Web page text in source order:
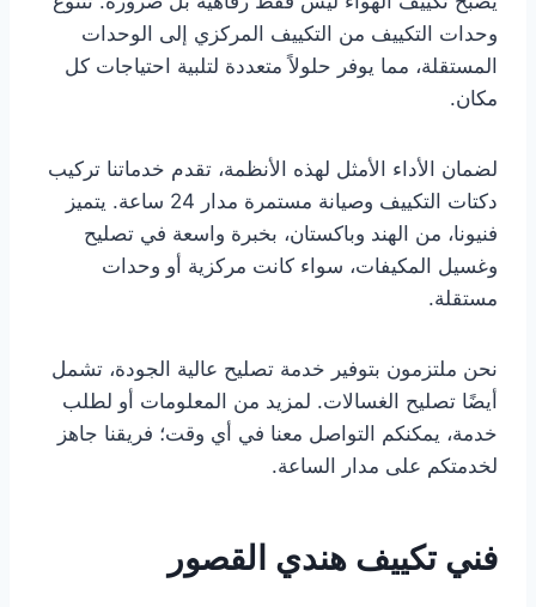
وحدات التكييف من التكييف المركزي إلى الوحدات
المستقلة، مما يوفر حلولاً متعددة لتلبية احتياجات كل
مكان.
لضمان الأداء الأمثل لهذه الأنظمة، تقدم خدماتنا تركيب
دكتات التكييف وصيانة مستمرة مدار 24 ساعة. يتميز
فنيونا، من الهند وباكستان، بخبرة واسعة في تصليح
وغسيل المكيفات، سواء كانت مركزية أو وحدات
مستقلة.
نحن ملتزمون بتوفير خدمة تصليح عالية الجودة، تشمل
أيضًا تصليح الغسالات. لمزيد من المعلومات أو لطلب
خدمة، يمكنكم التواصل معنا في أي وقت؛ فريقنا جاهز
لخدمتكم على مدار الساعة.
فني تكييف هندي القصور